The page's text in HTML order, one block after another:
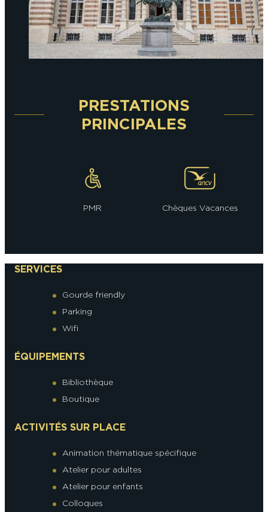
PRESTATIONS
PRINCIPALES
PMR Chèques Vacances
SERVICES
Gourde friendly
Parking
Wifi
ÉQUIPEMENTS
Bibliothèque
Boutique
ACTIVITÉS SUR PLACE
Animation thématique spécifique
Atelier pour adultes
Atelier pour enfants
Colloques